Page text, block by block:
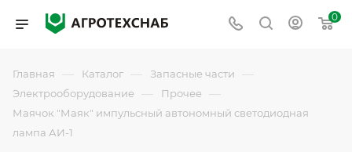
0
Главная — Каталог — Запасные части —
Электрооборудование — Прочее —
Маячок "Маяк" импульсный автономный светодиодная
лампа АИ-1